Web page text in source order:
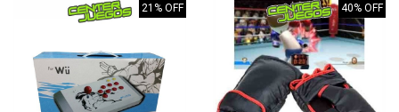
21% OFF 40% OFF